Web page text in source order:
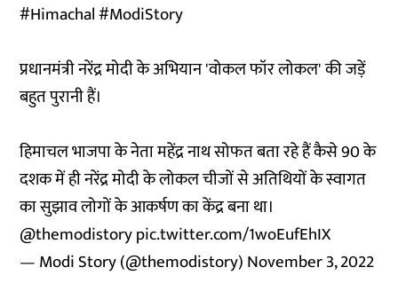
#Himachal#ModiStory
प्रधानमंत्री नरेंद्र मोदी के अभियान 'वोकल फॉर लोकल' की जड़ें
बहुत पुरानी हैं।
हिमाचल भाजपा के नेता महेंद्र नाथ सोफत बता रहे हैं कैसे 90 के
दशक में ही नरेंद्र मोदी के लोकल चीजों से अतिथियों के स्वागत
का सुझाव लोगों के आकर्षण का केंद्र बना था।
@themodistorypic.twitter.com/1woEufEhIX
— Modi Story (@themodistory)November 3, 2022